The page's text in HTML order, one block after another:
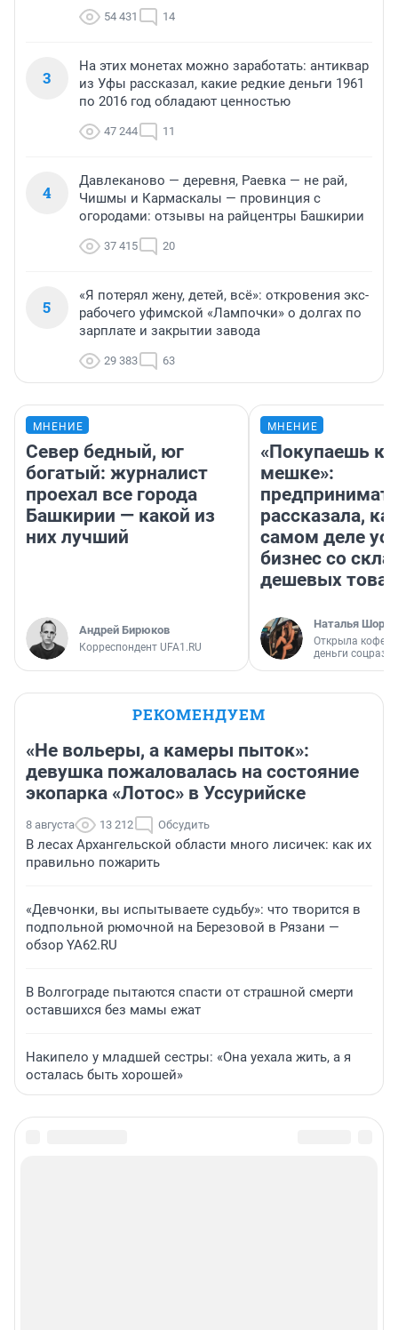
54 431 14
3
На этих монетах можно заработать: антиквар
из Уфы рассказал, какие редкие деньги 1961
по 2016 год обладают ценностью
47 244 11
4
Давлеканово — деревня, Раевка — не рай,
Чишмы и Кармаскалы — провинция с
огородами: отзывы на райцентры Башкирии
37 415 20
5
«Я потерял жену, детей, всё»: откровения экс-
рабочего уфимской «Лампочки» о долгах по
зарплате и закрытии завода
29 383 63
МНЕНИЕ
Север бедный, юг
богатый: журналист
проехал все города
Башкирии — какой из
них лучший
Андрей Бирюков
Корреспондент UFA1.RU
МНЕНИЕ
«Покупаешь
мешке»:
рассказала,
самом деле
бизнес со
дешевых
Наталья
Открыла
деньги
РЕКОМЕНДУЕМ
«Не вольеры, а камеры пыток»:
девушка пожаловалась на состояние
экопарка «Лотос» в Уссурийске
8 августа 13 212 Обсудить
В лесах Архангельской области много лисичек: как их
правильно пожарить
«Девчонки, вы испытываете судьбу»: что творится в
подпольной рюмочной на Березовой в Рязани —
обзор YA62.RU
В Волгограде пытаются спасти от страшной смерти
оставшихся без мамы ежат
Накипело у младшей сестры: «Она уехала жить, а я
осталась быть хорошей»